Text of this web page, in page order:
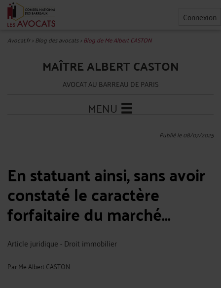
Connexion
Avocat.fr>Blog des avocats>Blog de Me Albert CASTON
MAÎTRE ALBERT CASTON
AVOCAT AU BARREAU DE PARIS
MENU
Publié le 08/07/2025
En statuant ainsi, sans avoir
constaté le caractère
forfaitaire du marché...
Article juridique - Droit immobilier
ParMe Albert CASTON